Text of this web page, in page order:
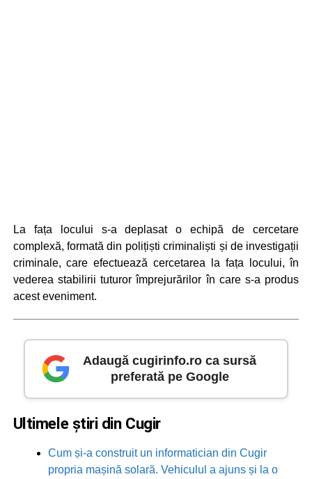
La fața locului s-a deplasat o echipă de cercetare
complexă, formată din polițiști criminaliști și de investigații
criminale, care efectuează cercetarea la fața locului, în
vederea stabilirii tuturor împrejurărilor în care s-a produs
acest eveniment.
Adaugă cugirinfo.ro ca sursă
preferată pe Google
Ultimele știri din Cugir
Cum și-a construit un informatician din Cugir
propria mașină solară. Vehiculul a ajuns și la o